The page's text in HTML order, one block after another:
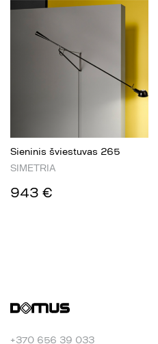
Sieninis šviestuvas 265
SIMETRIA
943 €
+370 656 39 033